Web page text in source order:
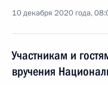
10 декабря 2020 года,
Участникам и
вручения